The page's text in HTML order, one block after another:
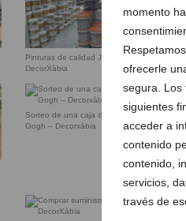
momento
ofrecerle
segura. Los
siguientes
acceder a
contenido
contenido,
servicios,
través de
Pinturas de calidad Jávea –
DecorXàbia
Sorteo de una caja de óleos Van
Gogh – Decorxàbia